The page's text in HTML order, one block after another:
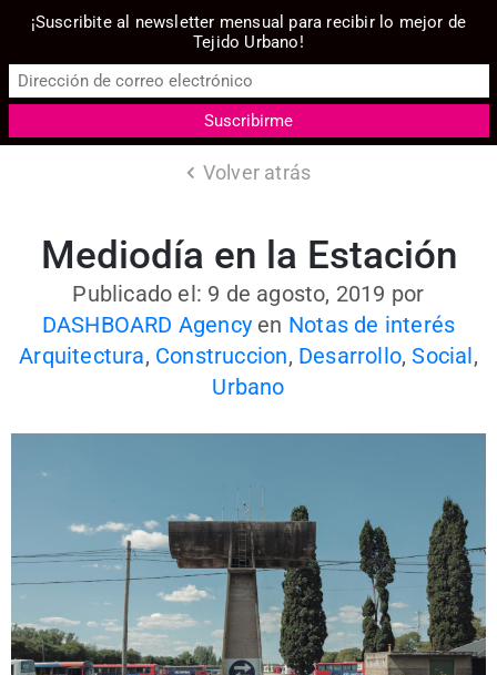
Volver atrás
Mediodía en la Estación
Publicado el: 9 de agosto, 2019 por
DASHBOARD Agency en Notas de interés
Arquitectura, Construccion, Desarrollo,Social,
Urbano
¡Suscribite al newsletter mensual para recibir lo mejor de
Tejido Urbano!